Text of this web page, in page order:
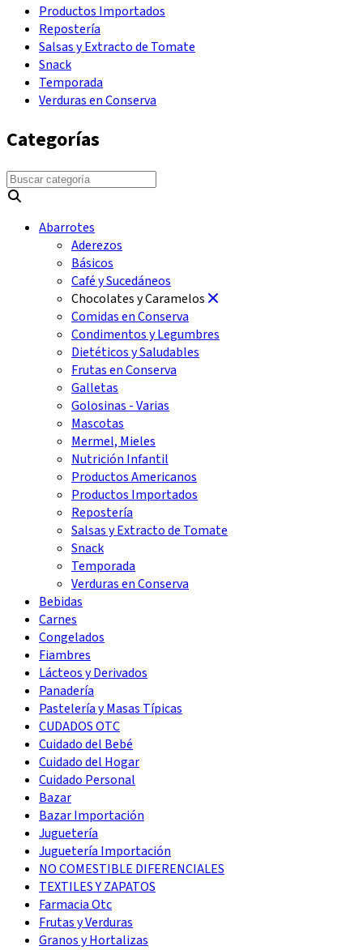
Productos Importados
Repostería
Salsas y Extracto de Tomate
Snack
Temporada
Verduras en Conserva
Categorías
Abarrotes
Aderezos
Básicos
Café y Sucedáneos
Chocolates y Caramelos
Comidas en Conserva
Condimentos y Legumbres
Dietéticos y Saludables
Frutas en Conserva
Galletas
Golosinas - Varias
Mascotas
Mermel, Mieles
Nutrición Infantil
Productos Americanos
Productos Importados
Repostería
Salsas y Extracto de Tomate
Snack
Temporada
Verduras en Conserva
Bebidas
Carnes
Congelados
Fiambres
Lácteos y Derivados
Panadería
Pastelería y Masas Típicas
CUDADOS OTC
Cuidado del Bebé
Cuidado del Hogar
Cuidado Personal
Bazar
Bazar Importación
Juguetería
Juguetería Importación
NO COMESTIBLE DIFERENCIALES
TEXTILES Y ZAPATOS
Farmacia Otc
Frutas y Verduras
Granos y Hortalizas